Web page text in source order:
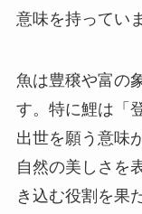
意味を持ってい
魚は豊穣や富の
す。特に鯉は「
出世を願う意味
自然の美しさを
き込む役割を果